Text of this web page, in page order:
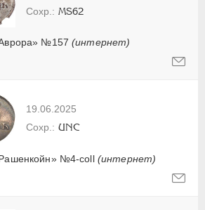
№157(интернет)
MS62
19.06.2025
№4-coll (интернет)
UNC